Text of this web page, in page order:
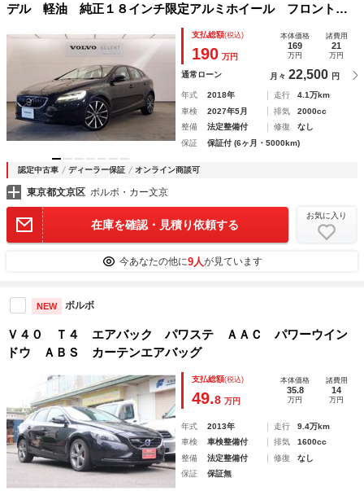
デル 軽油 純正１８インチ限定アルミホイール フロントシ
ートヒーター 純正ナビ 運転席パワーシート Ｂｌｕｅｔｏ
ｏｔｈ
支払総額(税込)
190 万円
本体価格
169
万円
諸費用
21
万円
通常ローン 月々 22,500 円
年式 2018年 走行
4.1万km
車検
2027年5月 排気
2000cc
整備
法定整備付 修復
なし
保証
保証付 (6ヶ月・5000km)
認定中古車 ディーラー保証 オンライン商談可
東京都文京区 ボルボ・カー文京
在庫を確認・見積り依頼する
お気に入り
今あなたの他に9人が見ています
NEW ボルボ
Ｖ４０ Ｔ４ エアバック パワステ ＡＡＣ パワーウイン
ドウ ＡＢＳ カーテンエアバッグ
支払総額(税込)
49.8 万円
本体価格
35.8
万円
諸費用
14
万円
年式 2013年 走行
9.4万km
車検
車検整備付 排気
1600cc
整備
法定整備付 修復
なし
保証
保証無